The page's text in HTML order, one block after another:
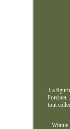
La
Porcinet,
tout
Winnie